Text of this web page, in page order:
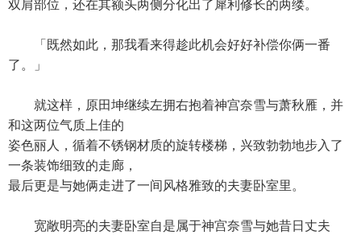
双肩部位，还在其额头两侧分化出了犀利修长的两缕。
「既然如此，那我看来得趁此机会好好补偿你俩一番
了。」
就这样，原田坤继续左拥右抱着神宫奈雪与萧秋雁，并
和这两位气质上佳的
姿色丽人，循着不锈钢材质的旋转楼梯，兴致勃勃地步入了
一条装饰细致的走廊，
最后更是与她俩走进了一间风格雅致的夫妻卧室里。
宽敞明亮的夫妻卧室自是属于神宫奈雪与她昔日丈夫